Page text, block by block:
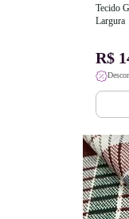
Tecido
Largura
R$